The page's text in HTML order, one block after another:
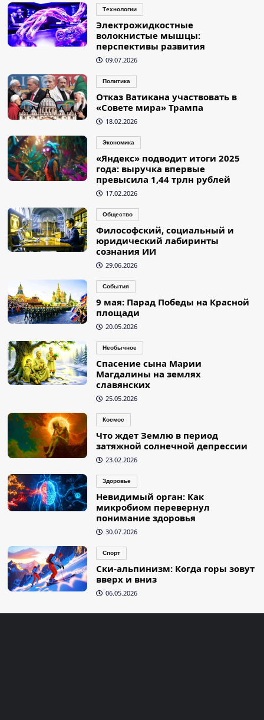
Технологии
Электрожидкостные
волокнистые мышцы:
перспективы развития
09.07.2026
Политика
Отказ Ватикана участвовать в
«Совете мира» Трампа
18.02.2026
Экономика
«Яндекс» подводит итоги 2025
года: выручка впервые
превысила 1,44 трлн рублей
17.02.2026
Общество
Философский, социальный и
юридический лабиринты
сознания ИИ
29.06.2026
События
9 мая: Парад Победы на Красной
площади
20.05.2026
Необычное
Спасение сына Марии
Магдалины на землях
славянских
25.05.2026
Космос
Что ждет Землю в период
затяжной солнечной депрессии
23.02.2026
Здоровье
Невидимый орган: Как
микробиом перевернул
понимание здоровья
30.07.2026
Спорт
Ски-альпинизм: Когда горы зовут
вверх и вниз
06.05.2026